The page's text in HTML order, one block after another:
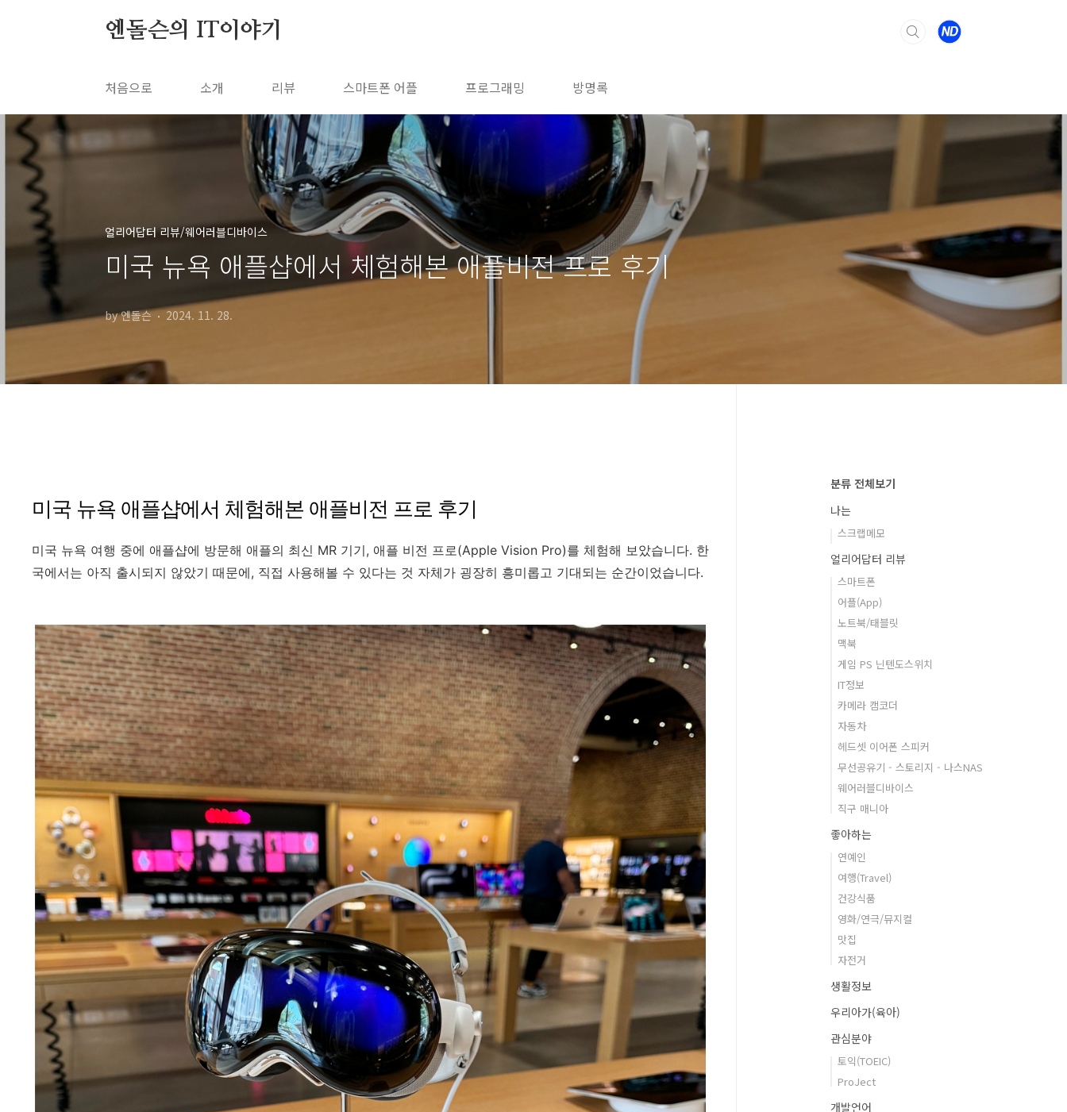
엔돌슨의 IT이야기
처음으로 소개 리뷰 스마트폰 어플 프로그래밍 방명록
얼리어답터 리뷰/웨어러블디바이스
미국 뉴욕 애플샵에서 체험해본 애플비전 프로 후기
by 엔돌슨 2024. 11. 28.
미국 뉴욕 애플샵에서 체험해본 애플비전 프로 후기
미국 뉴욕 여행 중에 애플샵에 방문해 애플의 최신 MR 기기, 애플 비전 프로(Apple Vision Pro)를 체험해 보았습니다. 한
국에서는 아직 출시되지 않았기 때문에, 직접 사용해볼 수 있다는 것 자체가 굉장히 흥미롭고 기대되는 순간이었습니다.
분류 전체보기
나는
스크랩메모
얼리어답터 리뷰
스마트폰
어플(App)
노트북/태블릿
맥북
게임 PS 닌텐도스위치
IT정보
카메라 캠코더
자동차
헤드셋 이어폰 스피커
무선공유기 - 스토리지 - 나스NAS
웨어러블디바이스
직구 매니아
좋아하는
연예인
여행(Travel)
건강식품
영화/연극/뮤지컬
맛집
자전거
생활정보
우리아가(육아)
관심분야
토익(TOEIC)
ProJect
개발언어